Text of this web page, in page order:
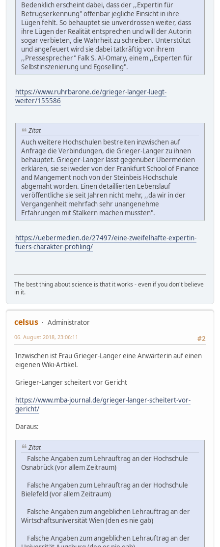
Bedenklich erscheint dabei, dass der ,,Expertin für
Betrugserkennung" offenbar jegliche Einsicht in ihre
Lügen fehlt. So behauptet sie unverdrossen weiter, dass
ihre Lügen der Realität entsprechen und will der Autorin
sogar verbieten, die Wahrheit zu schreiben. Unterstützt
und angefeuert wird sie dabei tatkräftig von ihrem
,,Pressesprecher" Falk S. Al-Omary, einem ,,Experten für
Selbstinszenierung und Egoselling".
https://www.ruhrbarone.de/grieger-langer-luegt-
weiter/155586
Zitat
Auch weitere Hochschulen bestreiten inzwischen auf
Anfrage die Verbindungen, die Grieger-Langer zu ihnen
behauptet. Grieger-Langer lässt gegenüber Übermedien
erklären, sie sei weder von der Frankfurt School of Finance
and Mangement noch von der Steinbeis Hochschule
abgemaht worden. Einen detaillierten Lebenslauf
veröffentliche sie seit Jahren nicht mehr, ,,da wir in der
Vergangenheit mehrfach sehr unangenehme
Erfahrungen mit Stalkern machen mussten".
https://uebermedien.de/27497/eine-zweifelhafte-expertin-
fuers-charakter-profiling/
The best thing about science is that it works - even if you don't believe
in it.
celsus
Administrator
#2
06. August 2018, 23:06:11
Inzwischen ist Frau Grieger-Langer eine Anwärterin auf einen
eigenen Wiki-Artikel.
Grieger-Langer scheitert vor Gericht
https://www.mba-journal.de/grieger-langer-scheitert-vor-
gericht/
Daraus:
Zitat
Falsche Angaben zum Lehrauftrag an der Hochschule
Osnabrück (vor allem Zeitraum)
Falsche Angaben zum Lehrauftrag an der Hochschule
Bielefeld (vor allem Zeitraum)
Falsche Angaben zum angeblichen Lehrauftrag an der
Wirtschaftsuniversität Wien (den es nie gab)
Falsche Angaben zum angeblichen Lehrauftrag an der